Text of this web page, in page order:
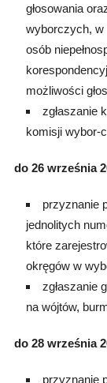
głosowania
wyborczych, w
osób
możliwości
zgłaszanie
komisji wybor-
do 26 września
przyznanie
jednolitych
które
okręgów w
zgłaszanie
na wójtów,
do 28 września
przyznanie